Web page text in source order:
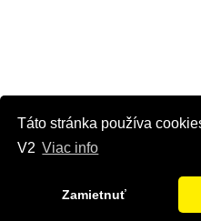
Táto stránka používa
V2 Viac info
Zamietnuť